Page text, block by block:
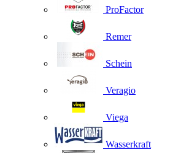
ProFactor
Remer
Schein
Veragio
Viega
Wasserkraft